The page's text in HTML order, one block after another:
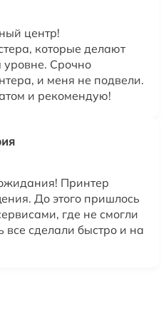
центр!
которые делают
Срочно
и меня не подвели.
и рекомендую!
Принтер
До этого пришлось
где не смогли
все сделали быстро и на